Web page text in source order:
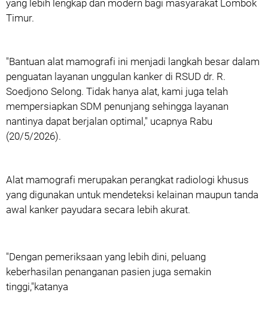
yang lebih lengkap dan modern bagi masyarakat Lombok
Timur.
"Bantuan alat mamografi ini menjadi langkah besar dalam
penguatan layanan unggulan kanker di RSUD dr. R.
Soedjono Selong. Tidak hanya alat, kami juga telah
mempersiapkan SDM penunjang sehingga layanan
nantinya dapat berjalan optimal," ucapnya Rabu
(20/5/2026).
Alat mamografi merupakan perangkat radiologi khusus
yang digunakan untuk mendeteksi kelainan maupun tanda
awal kanker payudara secara lebih akurat.
"Dengan pemeriksaan yang lebih dini, peluang
keberhasilan penanganan pasien juga semakin
tinggi,"katanya